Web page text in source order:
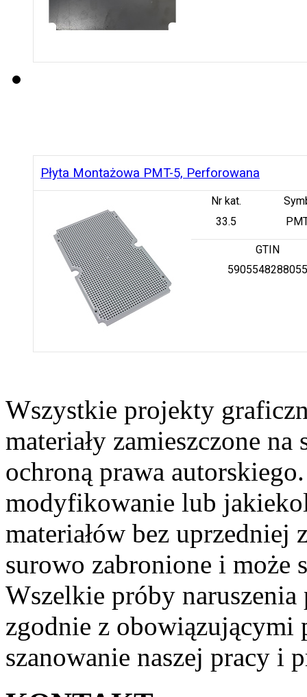
Płyta Montażowa PMT-5, Perforowana
Nr kat.
33.5
GTIN
5905548288055
Wszystkie projekty
materiały zamieszczone
ochroną prawa
modyfikowanie lub
materiałów bez
surowo zabronione i może
Wszelkie próby naruszenia
zgodnie z obowiązującymi
szanowanie naszej pracy i